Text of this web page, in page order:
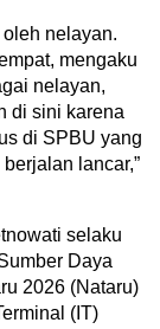
nelayan.
mengaku
nelayan,
di sini karena
di SPBU yang
lancar,”
selaku
Daya
2026 (Nataru)
(IT)